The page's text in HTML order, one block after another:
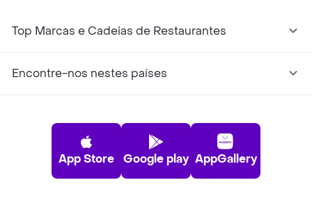
Top Marcas e Cadeias de Restaurantes
Encontre-nos nestes países
App Store Google play AppGallery